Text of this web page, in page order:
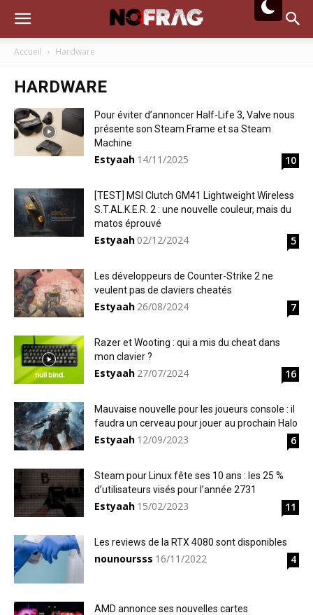
Accueil Hardware
HARDWARE
Pour éviter d’annoncer Half-Life 3, Valve nous
présente son Steam Frame et sa Steam
Machine
Estyaah 14/11/2025 10
[TEST] MSI Clutch GM41 Lightweight Wireless
S.T.AL.K.E.R. 2 : une nouvelle couleur, mais du
matos éprouvé
Estyaah 02/12/2024 5
Les développeurs de Counter-Strike 2 ne
veulent pas de claviers cheatés
Estyaah 26/08/2024 7
Razer et Wooting : qui a mis du cheat dans
mon clavier ?
Estyaah 27/07/2024 16
Mauvaise nouvelle pour les joueurs console : il
faudra un cerveau pour jouer au prochain Halo
Estyaah 12/09/2023 6
Steam pour Linux fête ses 10 ans : les 25 %
d’utilisateurs visés pour l’année 2731
Estyaah 15/02/2023 11
Les reviews de la RTX 4080 sont disponibles
nounoursss 16/11/2022 4
AMD annonce ses nouvelles cartes